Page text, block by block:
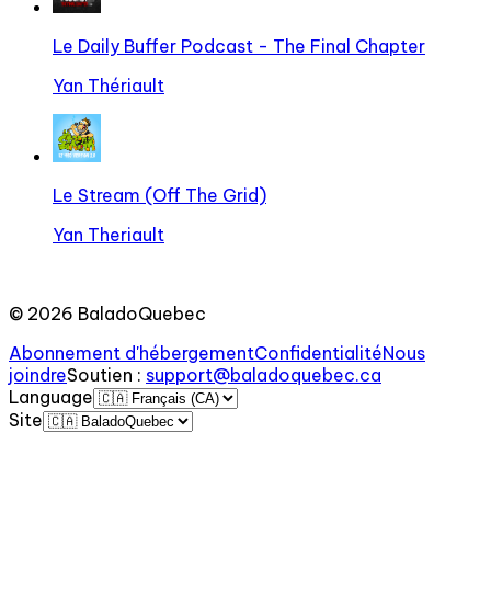
Le Daily Buffer Podcast - The Final Chapter
Yan Thériault
Le Stream (Off The Grid)
Yan Theriault
© 2026 BaladoQuebec
Abonnement d'hébergementConfidentialitéNous
joindreSoutien : support@baladoquebec.ca
Language
Site